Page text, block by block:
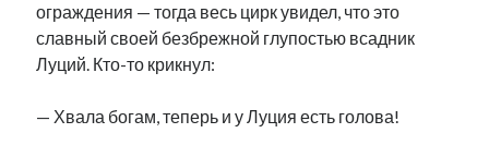
ограждения — тогда весь цирк увидел, что это
славный своей безбрежной глупостью всадник
Луций. Кто-то крикнул:
— Хвала богам, теперь и у Луция есть голова!